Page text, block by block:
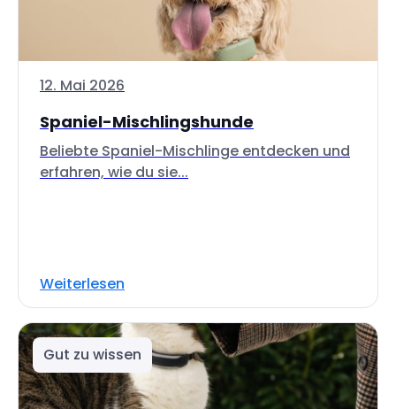
12. Mai 2026
Spaniel-Mischlingshunde
Beliebte Spaniel-Mischlinge entdecken und
erfahren, wie du sie...
Weiterlesen
Gut zu wissen